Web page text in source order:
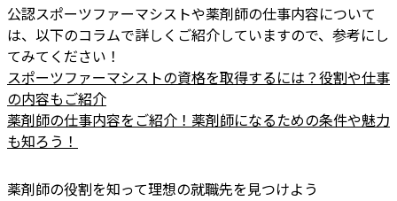
公認スポーツファーマシストや薬剤師の仕事内容について
は、以下のコラムで詳しくご紹介していますので、参考にし
てみてください！
スポーツファーマシストの資格を取得するには？役割や仕事
の内容もご紹介
薬剤師の仕事内容をご紹介！薬剤師になるための条件や魅力
も知ろう！
薬剤師の役割を知って理想の就職先を見つけよう